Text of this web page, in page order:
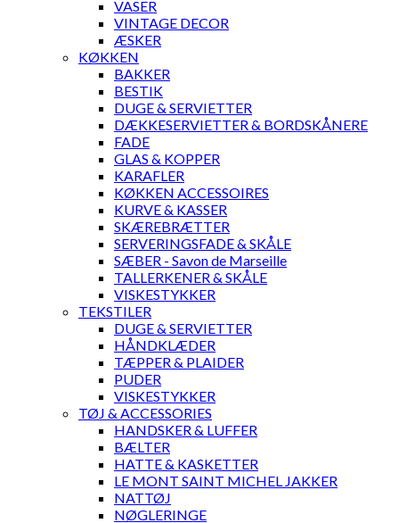
VASER
VINTAGE DECOR
ÆSKER
KØKKEN
BAKKER
BESTIK
DUGE & SERVIETTER
DÆKKESERVIETTER & BORDSKÅNERE
FADE
GLAS & KOPPER
KARAFLER
KØKKEN ACCESSOIRES
KURVE & KASSER
SKÆREBRÆTTER
SERVERINGSFADE & SKÅLE
SÆBER - Savon de Marseille
TALLERKENER & SKÅLE
VISKESTYKKER
TEKSTILER
DUGE & SERVIETTER
HÅNDKLÆDER
TÆPPER & PLAIDER
PUDER
VISKESTYKKER
TØJ & ACCESSORIES
HANDSKER & LUFFER
BÆLTER
HATTE & KASKETTER
LE MONT SAINT MICHEL JAKKER
NATTØJ
NØGLERINGE